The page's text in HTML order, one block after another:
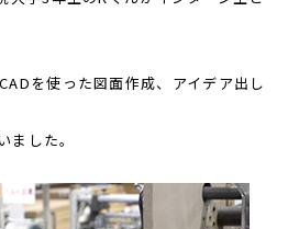
を使った図面作成、アイデア出し
ました。